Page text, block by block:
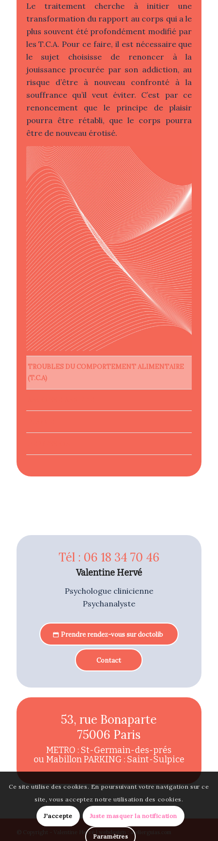
Le traitement cherche à initier une
transformation du rapport au corps qui a le
plus souvent été profondément modifié par
les T.C.A. Pour ce faire, il est nécessaire que
le sujet choisisse de renoncer à la
jouissance procurée par son addiction, au
risque d’être à nouveau confronté à la
souffrance qu’il veut éviter. C’est par ce
renoncement que le principe de plaisir
pourra être rétabli, que le corps pourra
être de nouveau érotisé.
TROUBLES DU COMPORTEMENT ALIMENTAIRE
(T.C.A)
Tél : 06 18 34 70 46
Valentine Hervé
Psychologue clinicienne
Psychanalyste
Prendre rendez-vous sur doctolib
Contact
53, rue Bonaparte
75006 Paris
METRO : St-Germain-des-prés
ou Mabillon PARKING : Saint-Sulpice
© Copyright - Valentine Hervé | webdesign :
atelierguias.com
Ce site utilise des cookies. En poursuivant votre navigation sur ce
site, vous acceptez notre utilisation des cookies.
J'accepte Juste masquer la notification
Paramètres